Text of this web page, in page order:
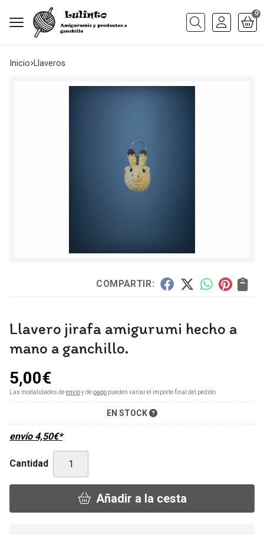
Buscar
0
Inicio llaveros
COMPARTIR:
Llavero jirafa amigurumi hecho a
mano a ganchillo.
5,00€
Las modalidades deenvíoy de pago pueden variar el importe final del pedido.
EN STOCK
envío 4,50€*
Cantidad
Añadir a la cesta